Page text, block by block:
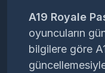
A19 Royale
oyuncuların
bilgilere göre